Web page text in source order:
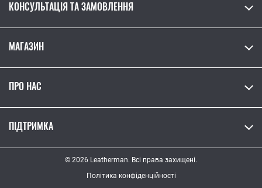
КОНСУЛЬТАЦІЯ ТА ЗАМОВЛЕННЯ
МАГАЗИН
ПРО НАС
ПІДТРИМКА
© 2026 Leatherman. Всі права захищені.
Політика конфіденційності